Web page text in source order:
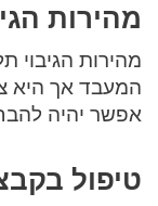
מהירות
מהירות הגיבוי
המעבד אך היא
אפשר יהיה
טיפול